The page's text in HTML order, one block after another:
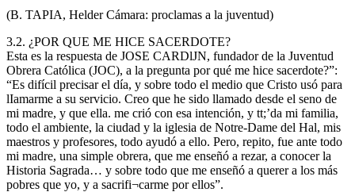
(B. TAPIA, Helder Cámara: proclamas a la juventud)
3.2. ¿POR QUE ME HICE SACERDOTE?
Esta es la respuesta de JOSE CARDlJN, fundador de la Juventud
Obrera Católica (JOC), a la pregunta por qué me hice sacerdote?”:
“Es difícil precisar el día, y sobre todo el medio que Cristo usó para
lIamarme a su servicio. Creo que he sido llamado desde el seno de
mi madre, y que ella. me crió con esa intención, y tt;’da mi familia,
todo el ambiente, la ciudad y la iglesia de Notre-Dame del Hal, mis
maestros y profesores, todo ayudó a ello. Pero, repito, fue ante todo
mi madre, una simple obrera, que me enseñó a rezar, a conocer la
Historia Sagrada… y sobre todo que me enseñó a querer a los más
pobres que yo, y a sacrifi¬carme por ellos”.